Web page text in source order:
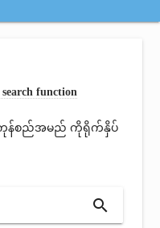
function
း ကုန်စည်အမည် ကိုရိုက်နှိပ်
search